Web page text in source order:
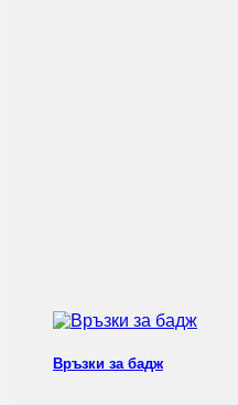
Връзки за бадж